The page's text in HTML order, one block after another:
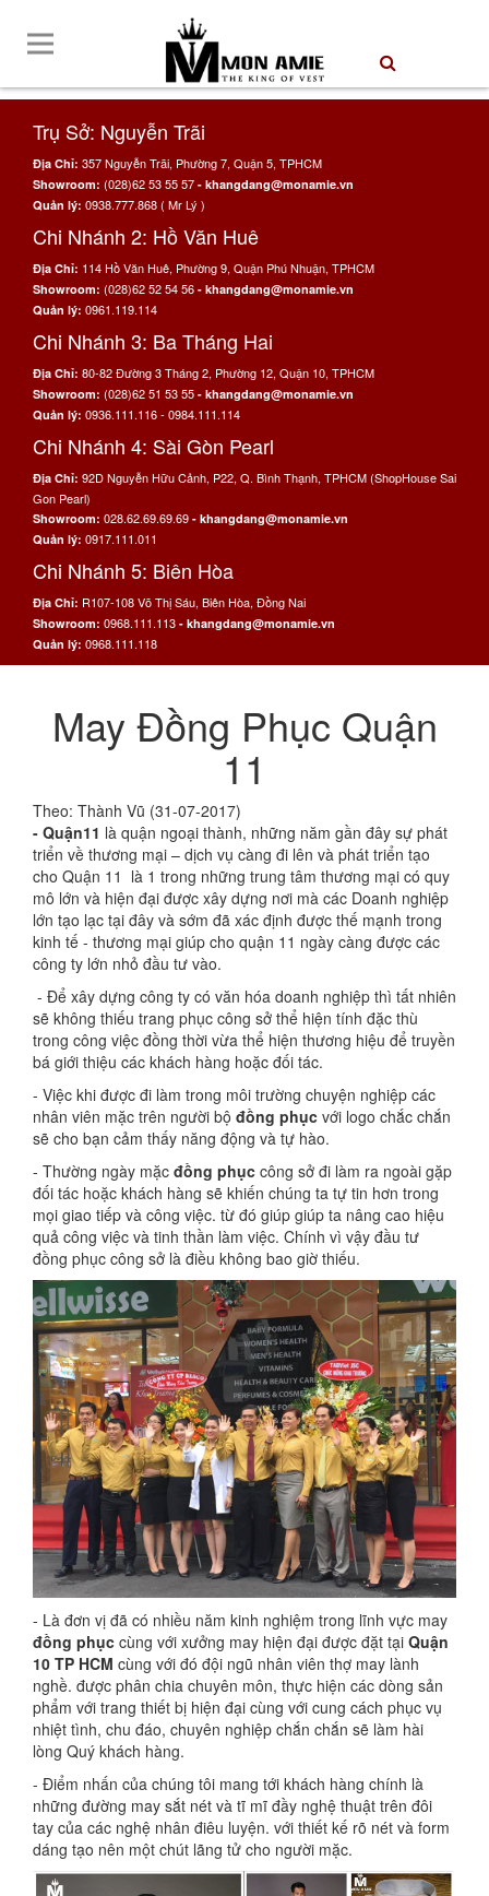
Trụ Sở: Nguyễn Trãi
Địa Chỉ: 357 Nguyễn Trãi, Phường 7, Quận 5, TPHCM
Showroom: (028)62 53 55 57 - khangdang@monamie.vn
Quản lý: 0938.777.868 ( Mr Lý )
Chi Nhánh 2: Hồ Văn Huê
Địa Chỉ: 114 Hồ Văn Huê, Phường 9, Quận Phú Nhuận, TPHCM
Showroom: (028)62 52 54 56 - khangdang@monamie.vn
Quản lý: 0961.119.114
Chi Nhánh 3: Ba Tháng Hai
Địa Chỉ: 80-82 Đường 3 Tháng 2, Phường 12, Quận 10, TPHCM
Showroom: (028)62 51 53 55 - khangdang@monamie.vn
Quản lý: 0936.111.116 - 0984.111.114
Chi Nhánh 4: Sài Gòn Pearl
Địa Chỉ: 92D Nguyễn Hữu Cảnh, P22, Q. Bình Thạnh, TPHCM (ShopHouse Sai
Gon Pearl)
Showroom: 028.62.69.69.69 - khangdang@monamie.vn
Quản lý: 0917.111.011
Chi Nhánh 5: Biên Hòa
Địa Chỉ: R107-108 Võ Thị Sáu, Biên Hòa, Đồng Nai
Showroom: 0968.111.113 - khangdang@monamie.vn
Quản lý: 0968.111.118
May Đồng Phục Quận
11
Theo: Thành Vũ (31-07-2017)
- Quận11 là quận ngoại thành, những năm gần đây sự phát
triển về thương mại – dịch vụ càng đi lên và phát triển tạo
cho Quận 11 là 1 trong những trung tâm thương mại có quy
mô lớn và hiện đại được xây dựng nơi mà các Doanh nghiệp
lớn tạo lạc tại đây và sớm đã xác định được thế mạnh trong
kinh tế - thương mại giúp cho quận 11 ngày càng được các
công ty lớn nhỏ đầu tư vào.
- Để xây dựng công ty có văn hóa doanh nghiệp thì tất nhiên
sẽ không thiếu trang phục công sở thể hiện tính đặc thù
trong công việc đồng thời vừa thể hiện thương hiệu để truyền
bá giới thiệu các khách hàng hoặc đối tác.
- Việc khi được đi làm trong môi trường chuyện nghiệp các
nhân viên mặc trên người bộ đồng phục với logo chắc chắn
sẽ cho bạn cảm thấy năng động và tự hào.
- Thường ngày mặc đồng phục công sở đi làm ra ngoài gặp
đối tác hoặc khách hàng sẽ khiến chúng ta tự tin hơn trong
mọi giao tiếp và công việc. từ đó giúp giúp ta nâng cao hiệu
quả công việc và tinh thần làm việc. Chính vì vậy đầu tư
đồng phục công sở là điều không bao giờ thiếu.
- Là đơn vị đã có nhiều năm kinh nghiệm trong lĩnh vực may
đồng phục cùng với xưởng may hiện đại được đặt tại Quận
10 TP HCM cùng với đó đội ngũ nhân viên thợ may lành
nghề. được phân chia chuyên môn, thực hiện các dòng sản
phẩm với trang thiết bị hiện đại cùng với cung cách phục vụ
nhiệt tình, chu đáo, chuyên nghiệp chắn chắn sẽ làm hài
lòng Quý khách hàng.
- Điểm nhấn của chúng tôi mang tới khách hàng chính là
những đường may sắt nét và tĩ mĩ đầy nghệ thuật trên đôi
tay của các nghệ nhân điêu luyện. với thiết kế rõ nét và form
dáng tạo nên một chút lãng tử cho người mặc.